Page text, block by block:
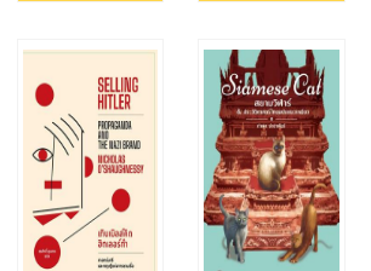
โลก Barbarian
Conquests
Empire: The
Thousand
Years Empire
of Central
Europe